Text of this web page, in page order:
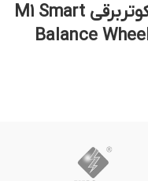
اسکوتربرقی M1 Smart
Balance